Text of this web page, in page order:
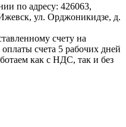
по адресу: 426063,
ул. Орджоникидзе, д.
счету на
счета 5 рабочих дней
как с НДС, так и без